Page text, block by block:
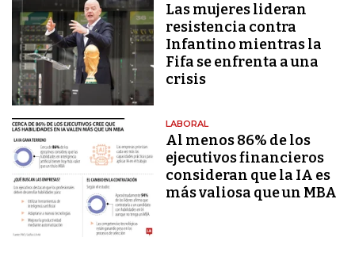
Las mujeres lideran
resistencia contra
Infantino mientras la
Fifa se enfrenta a una
crisis
LABORAL
Al menos 86% de los
ejecutivos financieros
consideran que la IA es
más valiosa que un MBA